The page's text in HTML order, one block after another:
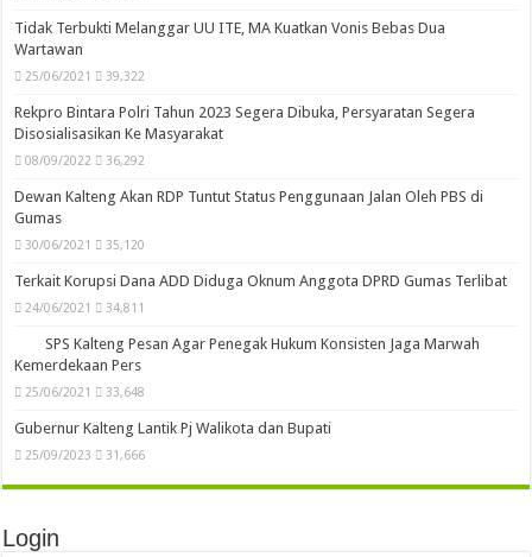
Tidak Terbukti Melanggar UU ITE, MA Kuatkan Vonis Bebas Dua
Wartawan
25/06/2021 39,322
Rekpro Bintara Polri Tahun 2023 Segera Dibuka, Persyaratan Segera
Disosialisasikan Ke Masyarakat
08/09/2022 36,292
Dewan Kalteng Akan RDP Tuntut Status Penggunaan Jalan Oleh PBS di
Gumas
30/06/2021 35,120
Terkait Korupsi Dana ADD Diduga Oknum Anggota DPRD Gumas Terlibat
24/06/2021 34,811
SPS Kalteng Pesan Agar Penegak Hukum Konsisten Jaga Marwah
Kemerdekaan Pers
25/06/2021 33,648
Gubernur Kalteng Lantik Pj Walikota dan Bupati
25/09/2023 31,666
Login